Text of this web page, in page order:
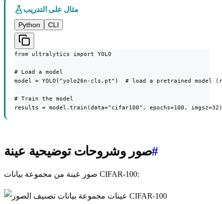
مثال على التدريب
Python
CLI
from ultralytics import YOLO
# Load a model
model = YOLO("yolo26n-cls.pt")  # load a pretrained model
# Train the model
results = model.train(data="cifar100", epochs=100, imgsz=32)
صور وشروحات توضيحية عينة#
صور عينة من مجموعة بيانات CIFAR-100: